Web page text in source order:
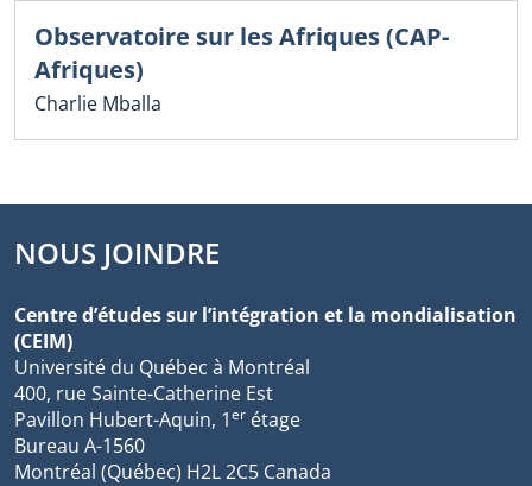
Observatoire sur les Afriques (CAP-
Afriques)
Charlie Mballa
NOUS JOINDRE
Centre d’études sur l’intégration et la mondialisation
(CEIM)
Université du Québec à Montréal
400, rue Sainte-Catherine Est
Pavillon Hubert-Aquin, 1er étage
Bureau A-1560
Montréal (Québec) H2L 2C5 Canada